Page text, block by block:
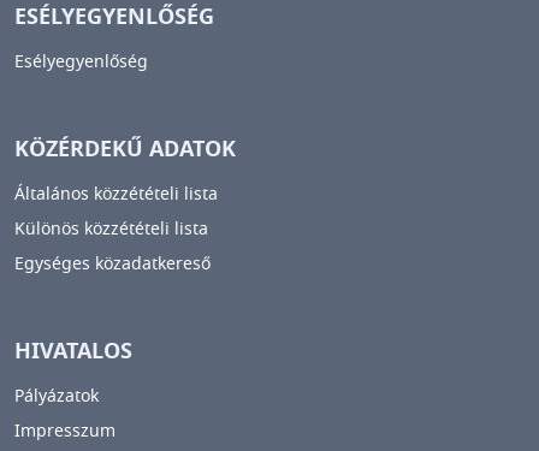
ESÉLYEGYENLŐSÉG
Esélyegyenlőség
KÖZÉRDEKŰ ADATOK
Általános közzétételi lista
Különös közzétételi lista
Egységes közadatkereső
HIVATALOS
Pályázatok
Impresszum